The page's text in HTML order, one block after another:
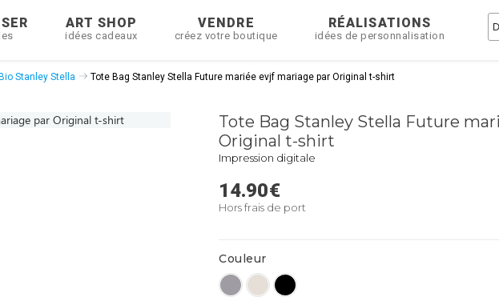
ART SHOP
idées cadeaux
VENDRE
créez votre boutique
RÉALISATIONS
idées de personnalisation
Stanley Stella Tote Bag Stanley Stella Future mariée evjf mariage par Original t-shirt
Tote Bag Stanley Stella Future
Original t-shirt
Impression digitale
14.90€
Hors frais de port
Couleur